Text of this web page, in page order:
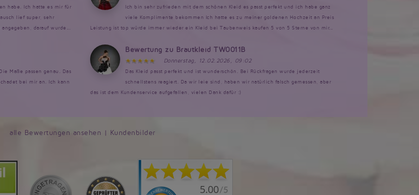
habe. Ich hatte es mir für
lief super, sehr
darauf wurde...
Ich bin sehr zufrieden mit dem schönen Kleid es passt perfekt und ich habe ganz
viele Komplimente bekommen Ich hatte es zu meiner goldenen Hochzeit an Preis
Leistung ist top würde immer wieder ein Kleid bei Taubenweis kaufen 5 von 5 Sterne von mir...
Maße passen genau. Das
bei mir an. Ich kann
Bewertung zu Brautkleid TW0011B
Donnerstag, 12.02.2026, 09:02
Das Kleid passt perfekt und ist wunderschön. Bei Rückfragen wurde jederzeit
schnellstens reagiert. Da wir leie sind, haben wir natürlich falsch gemessen, aber
das ist dem Kundenservice aufgefallen, vielen Dank dafür :)
alle Bewertungen ansehen | Kundenbilder